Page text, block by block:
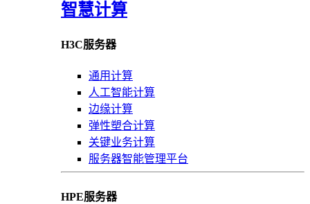
智慧计算
H3C服务器
通用计算
人工智能计算
边缘计算
弹性塑合计算
关键业务计算
服务器智能管理平台
HPE服务器